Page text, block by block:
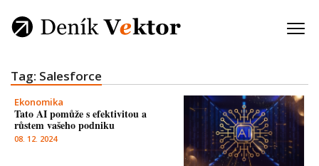
Tag: Salesforce
Ekonomika
Tato AI pomůže s efektivitou a
růstem vašeho podniku
08. 12. 2024